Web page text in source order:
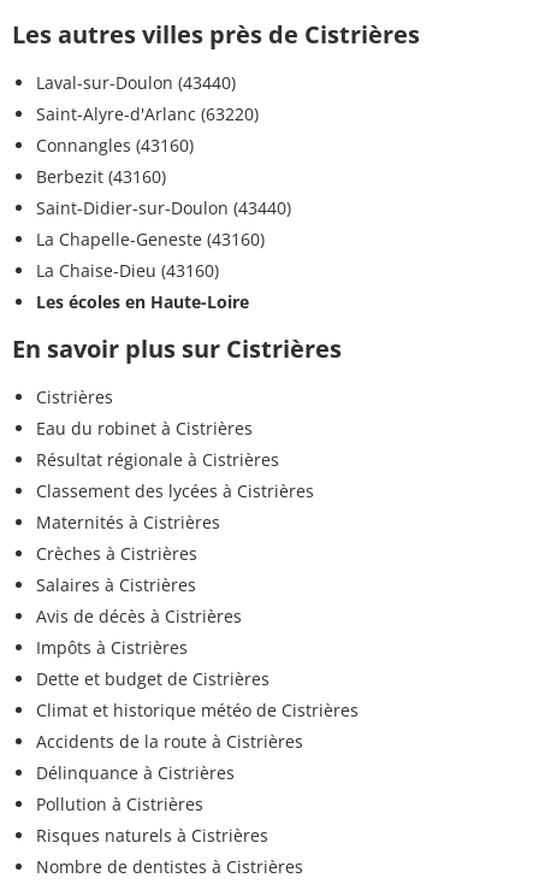
Les autres villes près de Cistrières
Laval-sur-Doulon (43440)
Saint-Alyre-d'Arlanc (63220)
Connangles (43160)
Berbezit (43160)
Saint-Didier-sur-Doulon (43440)
La Chapelle-Geneste (43160)
La Chaise-Dieu (43160)
Les écoles en Haute-Loire
En savoir plus sur Cistrières
Cistrières
Eau du robinet à Cistrières
Résultat régionale à Cistrières
Classement des lycées à Cistrières
Maternités à Cistrières
Crèches à Cistrières
Salaires à Cistrières
Avis de décès à Cistrières
Impôts à Cistrières
Dette et budget de Cistrières
Climat et historique météo de Cistrières
Accidents de la route à Cistrières
Délinquance à Cistrières
Pollution à Cistrières
Risques naturels à Cistrières
Nombre de dentistes à Cistrières